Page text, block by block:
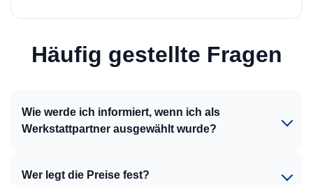
Häufig gestellte Fragen
Wie werde ich informiert, wenn ich als
Werkstattpartner ausgewählt wurde?
Wer legt die Preise fest?